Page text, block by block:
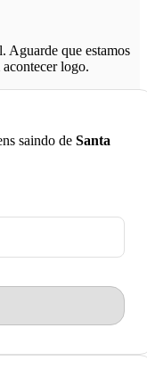
Aguarde que estamos
logo.
saindo de Santa